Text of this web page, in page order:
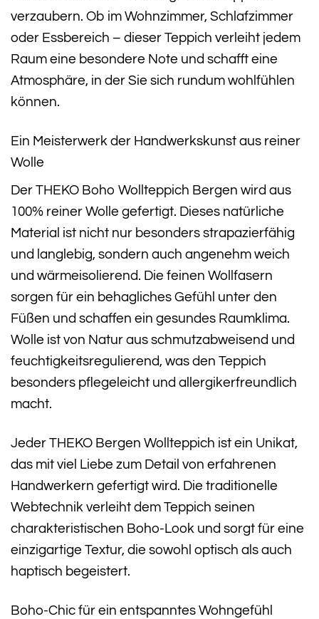
verzaubern. Ob im Wohnzimmer, Schlafzimmer
oder Essbereich – dieser Teppich verleiht jedem
Raum eine besondere Note und schafft eine
Atmosphäre, in der Sie sich rundum wohlfühlen
können.
Ein Meisterwerk der Handwerkskunst aus reiner
Wolle
Der THEKO Boho Wollteppich Bergen wird aus
100% reiner Wolle gefertigt. Dieses natürliche
Material ist nicht nur besonders strapazierfähig
und langlebig, sondern auch angenehm weich
und wärmeisolierend. Die feinen Wollfasern
sorgen für ein behagliches Gefühl unter den
Füßen und schaffen ein gesundes Raumklima.
Wolle ist von Natur aus schmutzabweisend und
feuchtigkeitsregulierend, was den Teppich
besonders pflegeleicht und allergikerfreundlich
macht.
Jeder THEKO Bergen Wollteppich ist ein Unikat,
das mit viel Liebe zum Detail von erfahrenen
Handwerkern gefertigt wird. Die traditionelle
Webtechnik verleiht dem Teppich seinen
charakteristischen Boho-Look und sorgt für eine
einzigartige Textur, die sowohl optisch als auch
haptisch begeistert.
Boho-Chic für ein entspanntes Wohngefühl